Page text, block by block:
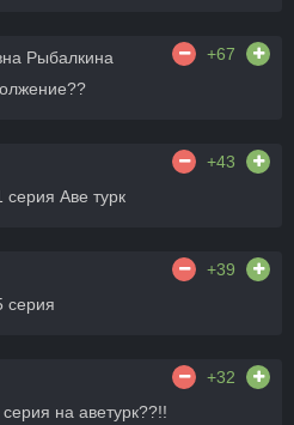
Рыбалкина
+67
+43
серия Аве турк
+39
серия
+32
на аветурк??!!